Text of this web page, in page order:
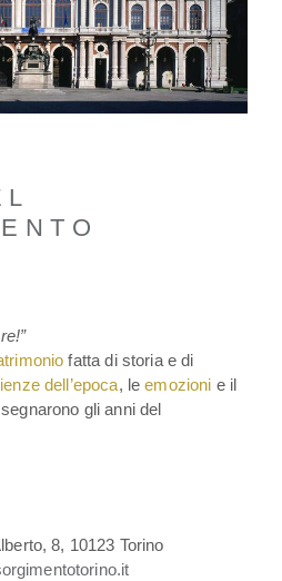
fatta di storia e di
dell’epoca, leemozioni e il
gli anni del
8, 10123 Torino